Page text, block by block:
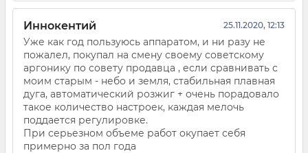
Иннокентий 25.11.2020, 12:13
Уже как год пользуюсь аппаратом, и ни разу не
пожалел, покупал на смену своему советскому
аргонику по совету продавца , если сравнивать с
моим старым - небо и земля, стабильная плавная
дуга, автоматический розжиг + очень порадовало
такое количество настроек, каждая мелочь
поддается регулировке.
При серьезном объеме работ окупает себя
примерно за пол года